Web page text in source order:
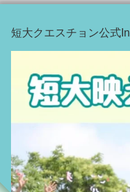
短大クエスチョン公式